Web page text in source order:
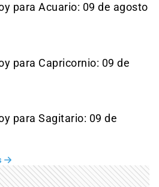
para Acuario: 09 de agosto
para Capricornio: 09 de
para Sagitario: 09 de